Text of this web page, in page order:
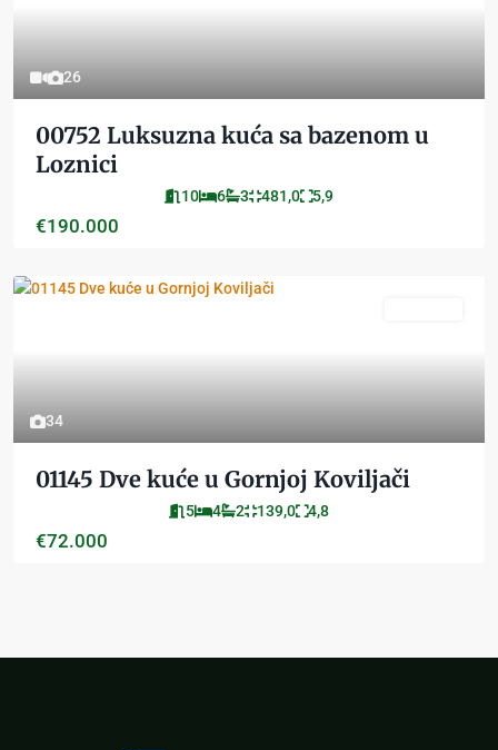
26
00752 Luksuzna kuća sa bazenom u
Loznici
10 6 3 481,0 5,9
€190.000
34
01145 Dve kuće u Gornjoj Koviljači
5 4 2 139,0 4,8
€72.000